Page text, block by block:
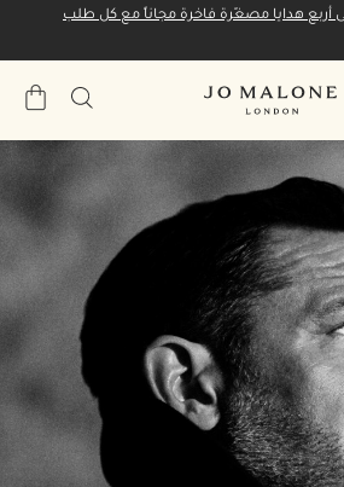
أربع هدايا مصغّرة فاخرة مجاناً مع كل طلب
حقيبة